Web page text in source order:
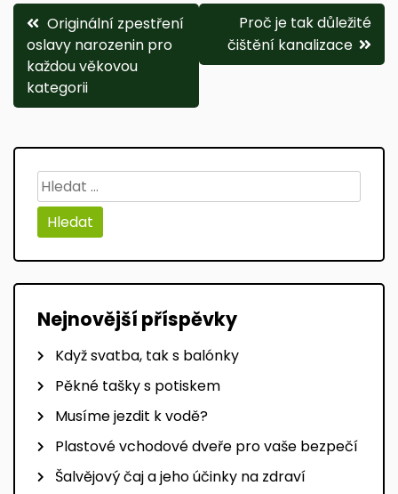
Navigace
pro
příspěvek
Originální zpestření
oslavy narozenin pro
každou věkovou
kategorii
Proč je tak důležité
čištění kanalizace
Vyhledávání
Nejnovější příspěvky
Když svatba, tak s balónky
Pěkné tašky s potiskem
Musíme jezdit k vodě?
Plastové vchodové dveře pro vaše bezpečí
Šalvějový čaj a jeho účinky na zdraví